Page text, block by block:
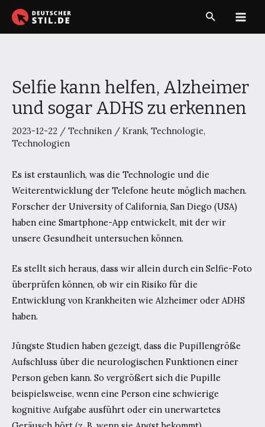
Zum
Inhalt
Suche
Selfie kann helfen, Alzheimer
und sogar ADHS zu erkennen
2023-12-22 / Techniken / Krank, Technologie,
Technologien
Es ist erstaunlich, was die Technologie und die
Weiterentwicklung der Telefone heute möglich machen.
Forscher der University of California, San Diego (USA)
haben eine Smartphone-App entwickelt, mit der wir
unsere Gesundheit untersuchen können.
Es stellt sich heraus, dass wir allein durch ein Selfie-Foto
überprüfen können, ob wir ein Risiko für die
Entwicklung von Krankheiten wie Alzheimer oder ADHS
haben.
Jüngste Studien haben gezeigt, dass die Pupillengröße
Aufschluss über die neurologischen Funktionen einer
Person geben kann. So vergrößert sich die Pupille
beispielsweise, wenn eine Person eine schwierige
kognitive Aufgabe ausführt oder ein unerwartetes